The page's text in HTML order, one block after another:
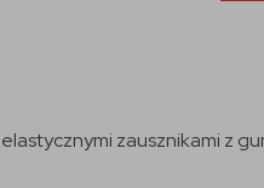
zausznikami z